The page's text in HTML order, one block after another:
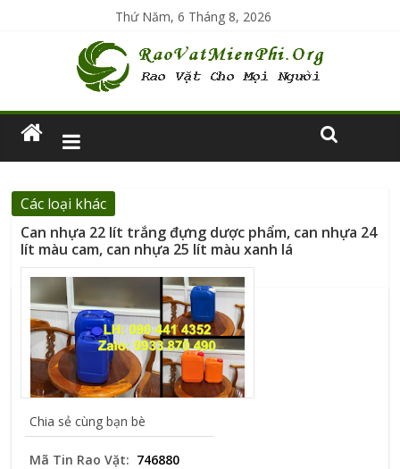
Thứ Năm, 6 Tháng 8, 2026
Các loại khác
Can nhựa 22 lít trắng đựng dược phẩm, can nhựa 24
lít màu cam, can nhựa 25 lít màu xanh lá
Chia sẻ cùng bạn bè
Mã Tin Rao Vặt: 746880